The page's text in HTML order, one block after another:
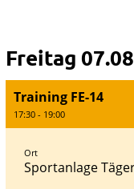
Freitag
Training FE-14
17:30 - 19:00
Ort
Sportanlage